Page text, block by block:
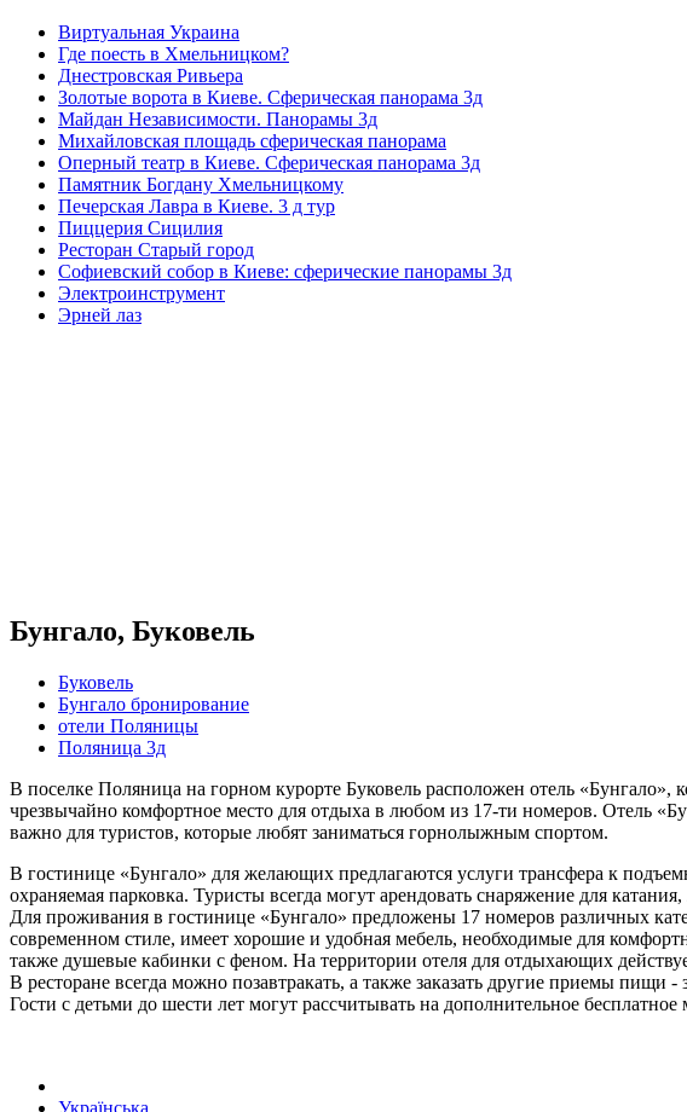
Виртуальная Украина
Где поесть в Хмельницком?
Днестровская Ривьера
Золотые ворота в Киеве. Сферическая панорама 3д
Майдан Независимости. Панорамы 3д
Михайловская площадь сферическая панорама
Оперный театр в Киеве. Сферическая панорама 3д
Памятник Богдану Хмельницкому
Печерская Лавра в Киеве. 3 д тур
Пиццерия Сицилия
Ресторан Старый город
Софиевский собор в Киеве: сферические панорамы 3д
Электроинструмент
Эрней лаз
Бунгало, Буковель
Буковель
Бунгало бронирование
отели Поляницы
Поляница 3д
В поселке Поляница на горном курорте Буковель расположен отель
чрезвычайно комфортное место для отдыха в любом из 17-ти номеров. Отель
важно для туристов, которые любят заниматься горнолыжным спортом.
В гостинице «Бунгало» для желающих предлагаются услуги трансфера к
охраняемая парковка. Туристы всегда могут арендовать снаряжение для
Для проживания в гостинице «Бунгало» предложены 17 номеров различных
современном стиле, имеет хорошие и удобная мебель, необходимые для
также душевые кабинки с феном. На территории отеля для отдыхающих
В ресторане всегда можно позавтракать, а также заказать другие приемы пищи
Гости с детьми до шести лет могут рассчитывать на дополнительное бесплатное
Українська